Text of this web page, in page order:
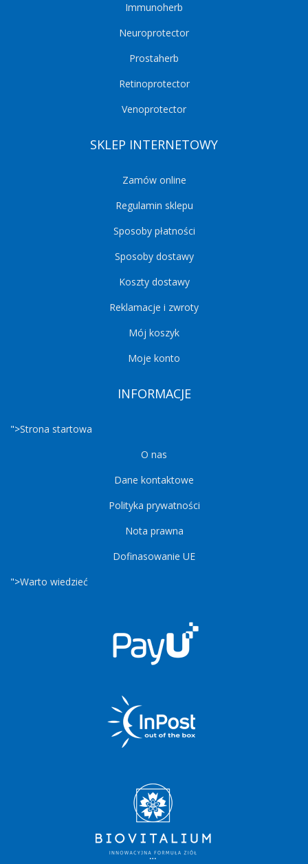
Immunoherb
Neuroprotector
Prostaherb
Retinoprotector
Venoprotector
SKLEP INTERNETOWY
Zamów online
Regulamin sklepu
Sposoby płatności
Sposoby dostawy
Koszty dostawy
Reklamacje i zwroty
Mój koszyk
Moje konto
INFORMACJE
">Strona startowa
O nas
Dane kontaktowe
Polityka prywatności
Nota prawna
Dofinasowanie UE
">Warto wiedzieć